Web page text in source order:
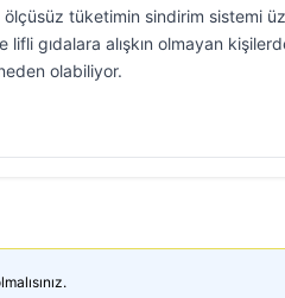
ölçüsüz tüketimin sindirim sistemi
lifli gıdalara alışkın olmayan
olabiliyor.